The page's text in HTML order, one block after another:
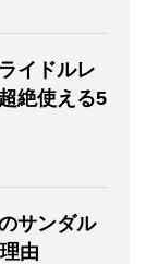
イドルレ
絶使える5
サンダル
由